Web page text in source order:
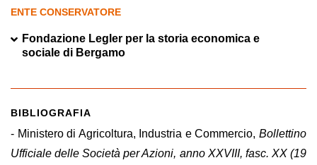
ENTE CONSERVATORE
Fondazione Legler per la storia economica e
sociale di Bergamo
BIBLIOGRAFIA
- Ministero di Agricoltura, Industria e Commercio, Bollettino
Ufficiale delle Società per Azioni, anno XXVIII, fasc. XX (19